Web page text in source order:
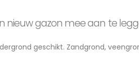
nieuw gazon mee aan te
geschikt. Zandgrond,